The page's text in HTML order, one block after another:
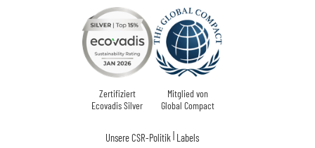
Zertifiziert
Ecovadis Silver
Mitglied von
Global Compact
Unsere CSR-Politik Labels